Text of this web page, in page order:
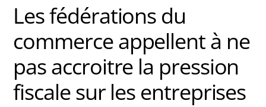
Les fédérations du
commerce appellent à ne
pas accroitre la pression
fiscale sur les entreprises